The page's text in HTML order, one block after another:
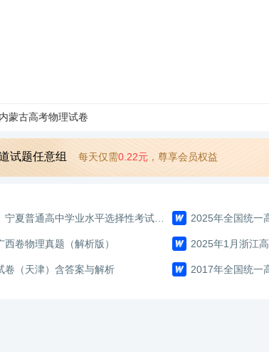
蒙古高考物理试卷
试题任意组 每天仅需0.22元 ，尊享会员权益
2025年全国统一
卷物理真题（解析版） 2025年1月浙江
卷（天津）含答案与解析 2017年全国统一